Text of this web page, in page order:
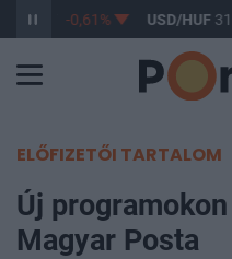
363,17 -0,61% USD/HUF
ELŐFIZETŐI TARTALOM
Új
Magyar Posta